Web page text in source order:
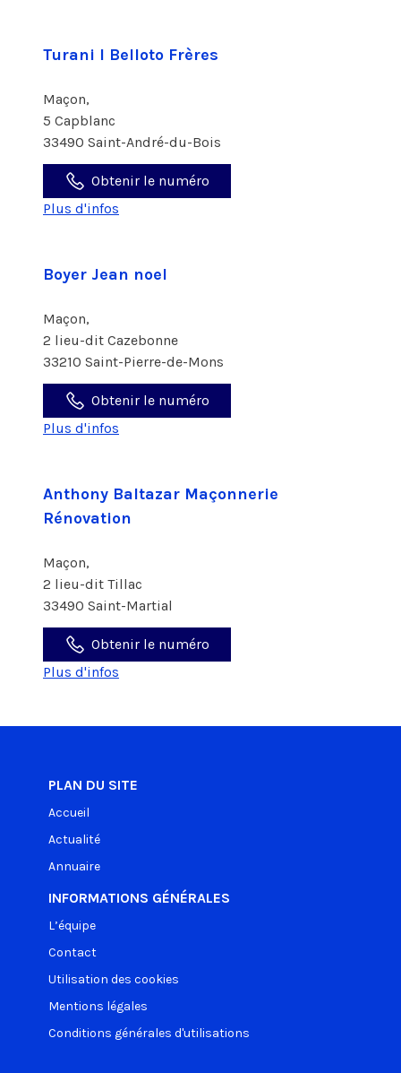
Turani I Belloto Frères
Maçon,
5 Capblanc
33490 Saint-André-du-Bois
Obtenir le numéro
Plus d'infos
Boyer Jean noel
Maçon,
2 lieu-dit Cazebonne
33210 Saint-Pierre-de-Mons
Obtenir le numéro
Plus d'infos
Anthony Baltazar Maçonnerie
Rénovation
Maçon,
2 lieu-dit Tillac
33490 Saint-Martial
Obtenir le numéro
Plus d'infos
PLAN DU SITE
Accueil
Actualité
Annuaire
INFORMATIONS GÉNÉRALES
L’équipe
Contact
Utilisation des cookies
Mentions légales
Conditions générales d'utilisations